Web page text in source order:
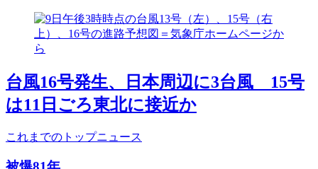
台風16号発生、日本周辺に3台風 15号
は11日ごろ東北に接近か
これまでのトップニュース